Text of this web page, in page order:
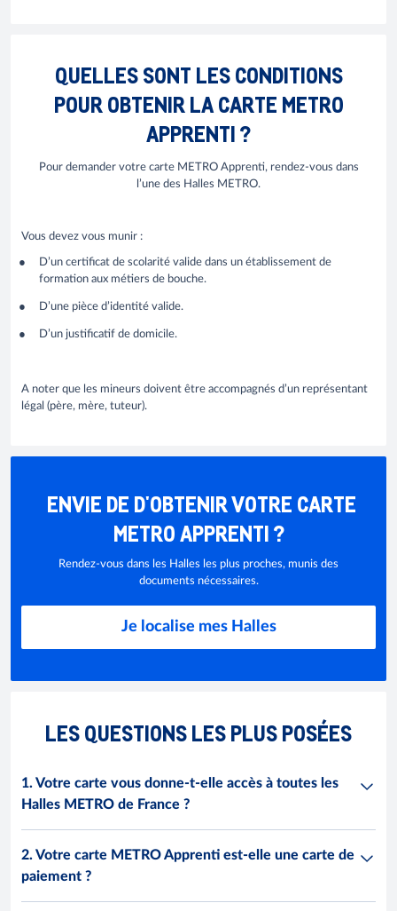
QUELLES SONT LES CONDITIONS
POUR OBTENIR LA CARTE METRO
APPRENTI ?
Pour demander votre carte METRO Apprenti, rendez-vous dans
l’une des Halles METRO.
Vous devez vous munir :
D’un certificat de scolarité valide dans un établissement de
formation aux métiers de bouche.
D’une pièce d’identité valide.
D’un justificatif de domicile.
A noter que les mineurs doivent être accompagnés d’un représentant
légal (père, mère, tuteur).
ENVIE DE D'OBTENIR VOTRE CARTE
METRO APPRENTI ?
Rendez-vous dans les Halles les plus proches, munis des
documents nécessaires.
Je localise mes Halles
LES QUESTIONS LES PLUS POSÉES
1. Votre carte vous donne-t-elle accès à toutes les
Halles METRO de France ?
2. Votre carte METRO Apprenti est-elle une carte de
paiement ?